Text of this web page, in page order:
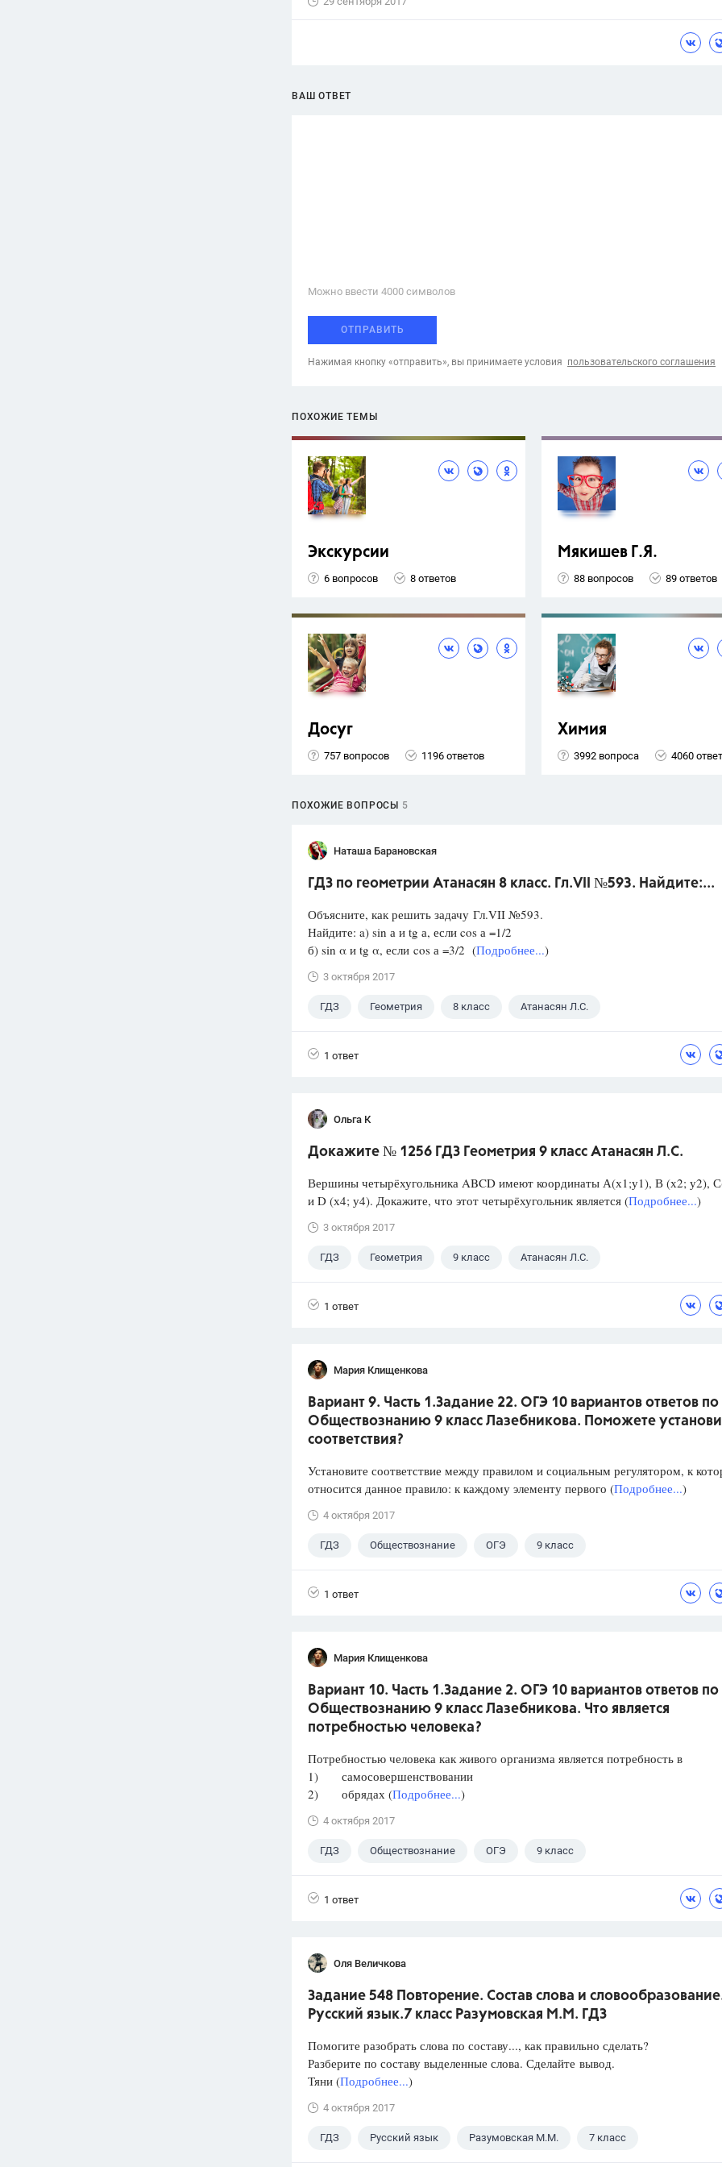
ВАШ ОТВЕТ
Можно ввести 4000 cимволов
ОТПРАВИТЬ
Нажимая кнопку «отправить», вы принимаете условия пользовательского соглашения
ПОХОЖИЕ ТЕМЫ
Экскурсии
6 вопросов 8 ответов
Мякишев Г.Я.
88 вопросов 89 ответов
Досуг
757 вопросов 1196 ответов
Химия
3992 вопроса 4060
ПОХОЖИЕ ВОПРОСЫ 5
Наташа Барановская
ГДЗ по геометрии Атанасян 8 класс. Гл.VII №593. Найдите:...
Объясните, как решить задачу Гл.VII №593.
Найдите: a) sin а и tg а, если cos а =1/2
б) sin α и tg α, если cos а =3/2 (Подробнее...)
3 октября 2017
ГДЗ Геометрия 8 класс Атанасян Л.С.
1 ответ
Ольга К
Докажите № 1256 ГДЗ Геометрия 9 класс Атанасян Л.С.
Вершины четырёхугольника ABCD имеют координаты А(х1;у1), В (х2; у2),
и D (х4; у4). Докажите, что этот четырёхугольник является (Подробнее...)
3 октября 2017
ГДЗ Геометрия 9 класс Атанасян Л.С.
1 ответ
Мария Клищенкова
Вариант 9. Часть 1.Задание 22. ОГЭ 10 вариантов ответов по
Обществознанию 9 класс Лазебникова. Поможете
соответствия?
Установите соответствие между правилом и социальным регулятором, к
относится данное правило: к каждому элементу первого (Подробнее...)
4 октября 2017
ГДЗ Обществознание ОГЭ 9 класс
1 ответ
Мария Клищенкова
Вариант 10. Часть 1.Задание 2. ОГЭ 10 вариантов ответов по
Обществознанию 9 класс Лазебникова. Что является
потребностью человека?
Потребностью человека как живого организма является потребность в
1) самосовершенствовании
2) обрядах (Подробнее...)
4 октября 2017
ГДЗ Обществознание ОГЭ 9 класс
1 ответ
Оля Величкова
Задание 548 Повторение. Состав слова и
Русский язык.7 класс Разумовская М.М. ГДЗ
Помогите разобрать слова по составу..., как правильно сделать?
Разберите по составу выделенные слова. Сделайте вывод.
Тяни (Подробнее...)
4 октября 2017
ГДЗ Русский язык Разумовская М.М. 7 класс